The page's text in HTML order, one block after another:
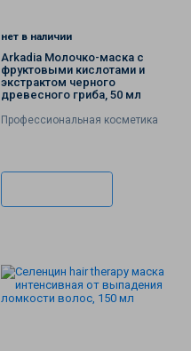
нет в наличии
Arkadia Молочко-маска с
фруктовыми кислотами и
экстрактом черного
древесного гриба, 50 мл
Профессиональная косметика